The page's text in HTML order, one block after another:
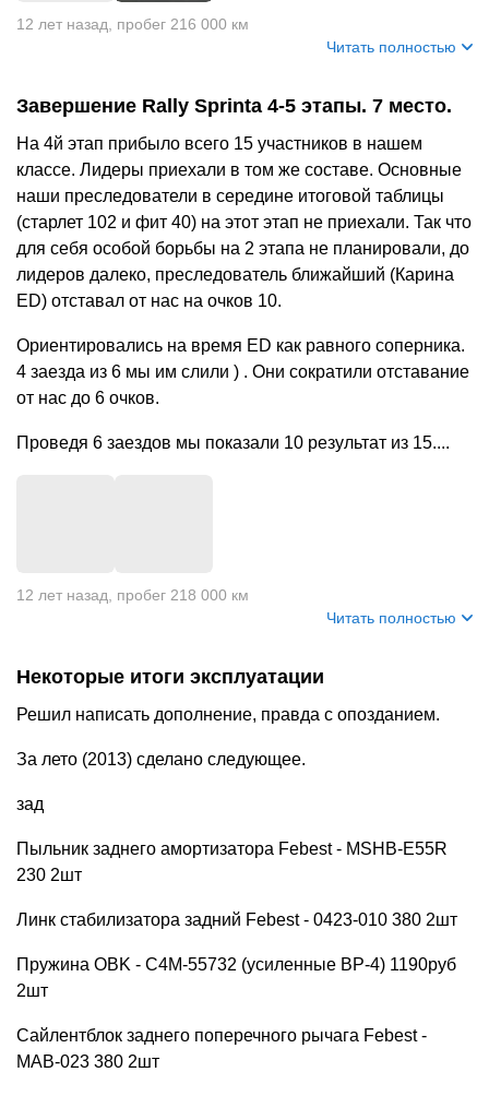
+ 3
12 лет назад
пробег 216 000 км
Читать полностью
Завершение Rally Sprinta 4-5 этапы. 7 место.
На 4й этап прибыло всего 15 участников в нашем
классе. Лидеры приехали в том же составе. Основные
наши преследователи в середине итоговой таблицы
(старлет 102 и фит 40) на этот этап не приехали. Так что
для себя особой борьбы на 2 этапа не планировали, до
лидеров далеко, преследователь ближайший (Карина
ED) отставал от нас на очков 10.
Ориентировались на время ED как равного соперника.
4 заезда из 6 мы им слили ) . Они сократили отставание
от нас до 6 очков.
Проведя 6 заездов мы показали 10 результат из 15....
+ 1
12 лет назад
пробег 218 000 км
Читать полностью
Некоторые итоги эксплуатации
Решил написать дополнение, правда с опозданием.
За лето (2013) сделано следующее.
зад
Пыльник заднего амортизатора Febest - MSHB-E55R
230 2шт
Линк стабилизатора задний Febest - 0423-010 380 2шт
Пружина OBK - C4M-55732 (усиленные ВР-4) 1190руб
2шт
Сайлентблок заднего поперечного рычага Febest -
MAB-023 380 2шт